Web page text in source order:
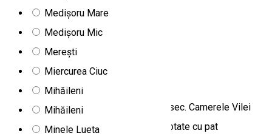
Medișoru Mare
Medișoru Mic
Merești
Miercurea Ciuc
Mihăileni
Mihăileni
Minele Lueta
Vila Bokor
Băile Tușnad 535100, Romania
Vila Borka
Vila Borka este situată în stațiunea Borsec. Camerele Vilei
Borka sunt confortabile și primitoare, dotate cu pat